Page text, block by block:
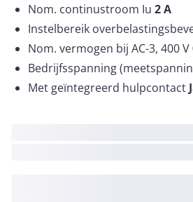
Nom. continustroom Iu 2A
Instelbereik
Nom. vermogen bij AC-3, 400 V
Bedrijfsspanning
Met geïntegreerd hulpcontact